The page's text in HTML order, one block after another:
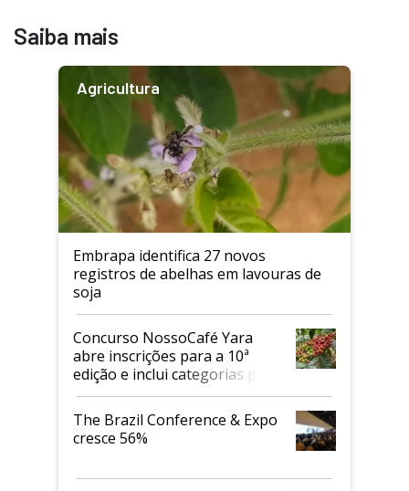
Saiba mais
Agricultura
Embrapa identifica 27 novos
registros de abelhas em lavouras de
soja
Concurso NossoCafé Yara
abre inscrições para a 10ª
edição e inclui categorias para
cafés Canephora
The Brazil Conference & Expo
cresce 56%